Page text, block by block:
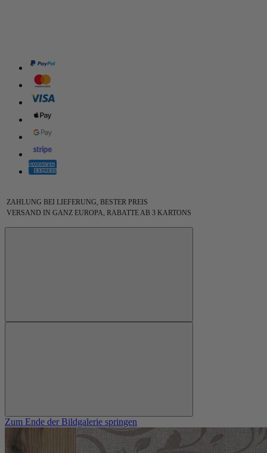
ZAHLUNG BEI LIEFERUNG, BESTER PREIS
VERSAND IN GANZ EUROPA, RABATTE AB 3 KARTONS
Zum Ende der Bildgalerie springen